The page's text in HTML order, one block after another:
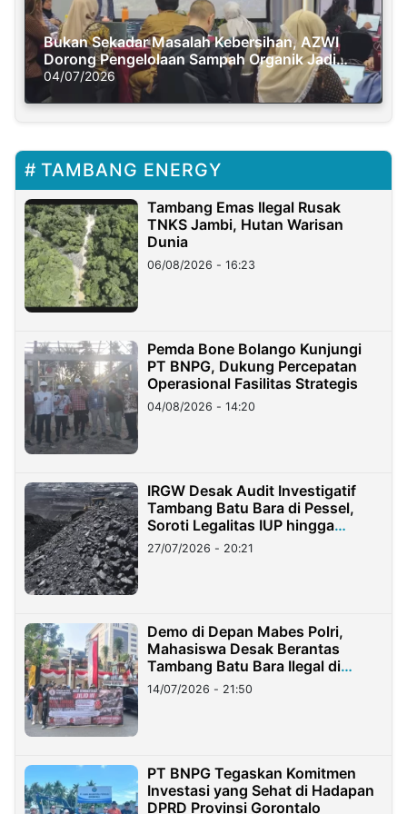
Bukan Sekadar Masalah Kebersihan, AZWI
Dorong Pengelolaan Sampah Organik Jadi
Solusi Krisis Iklim
04/07/2026
TAMBANG ENERGY
Tambang Emas Ilegal Rusak
TNKS Jambi, Hutan Warisan
Dunia
06/08/2026 - 16:23
Pemda Bone Bolango Kunjungi
PT BNPG, Dukung Percepatan
Operasional Fasilitas Strategis
04/08/2026 - 14:20
IRGW Desak Audit Investigatif
Tambang Batu Bara di Pessel,
Soroti Legalitas IUP hingga
Stockpile
27/07/2026 - 20:21
Demo di Depan Mabes Polri,
Mahasiswa Desak Berantas
Tambang Batu Bara Ilegal di
Lampung
14/07/2026 - 21:50
PT BNPG Tegaskan Komitmen
Investasi yang Sehat di Hadapan
DPRD Provinsi Gorontalo